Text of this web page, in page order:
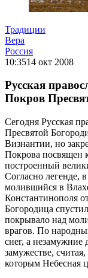
Традиции
Вера
Россия
10:3514 окт 2008
Русская
Покров
Сегодня Русская
Пресвятой
Визнантии, но
Покрова посвящен
построенный
Согласно легенде,
молившийся в
Константинополя
Богородица
покрывало над
врагов. По
снег, а незамужние
замужестве,
которым Небесная